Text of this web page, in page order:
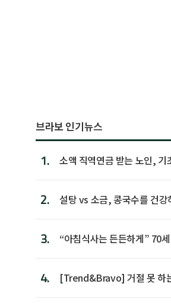
브라보 인기뉴스
1.
소액 직역연금 받는 노인, 기
2. 설탕 vs 소금, 콩국수를 건강
3.
“아침식사는 든든하게” 70
4.
[Trend&Bravo] 거절 못 하